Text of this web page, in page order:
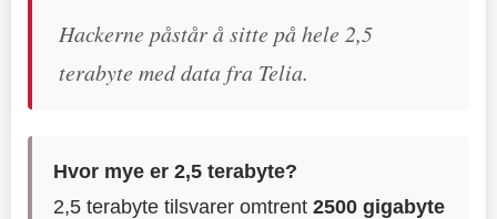
Hackerne påstår å sitte på hele 2,5
terabyte med data fra Telia.
Hvor mye er 2,5 terabyte?
2,5 terabyte tilsvarer omtrent2500 gigabyte